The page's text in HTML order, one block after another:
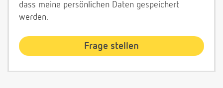
dass meine persönlichen Daten gespeichert
werden.